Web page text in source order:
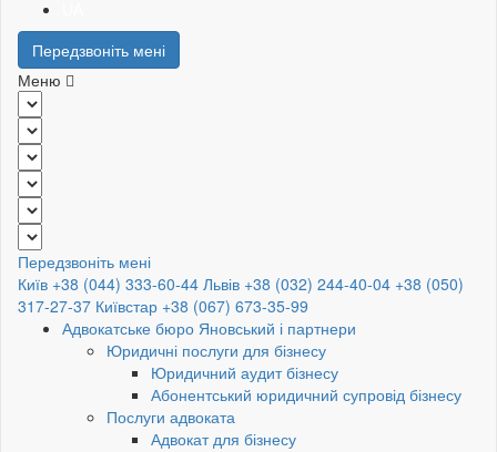
Передзвоніть мені
Меню
Передзвоніть мені
Київ +38 (044) 333-60-44 Львів +38 (032) 244-40-04 +38 (050)
317-27-37 Київстар +38 (067) 673-35-99
Адвокатське бюро Яновський і партнери
Юридичні послуги для бізнесу
Юридичний аудит бізнесу
Абонентський юридичний супровід бізнесу
Послуги адвоката
Адвокат для бізнесу